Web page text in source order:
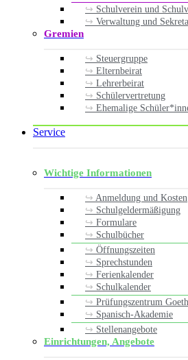
Schulverein und
Verwaltung und
Gremien
Steuergruppe
Elternbeirat
Lehrerbeirat
Schülervertretung
Ehemalige
Service
Wichtige Informationen
Anmeldung und Kosten
Schulgeldermäßigung
Formulare
Schulbücher
Öffnungszeiten
Sprechstunden
Ferienkalender
Schulkalender
Prüfungszentrum
Spanisch-Akademie
Stellenangebote
Einrichtungen, Angebote